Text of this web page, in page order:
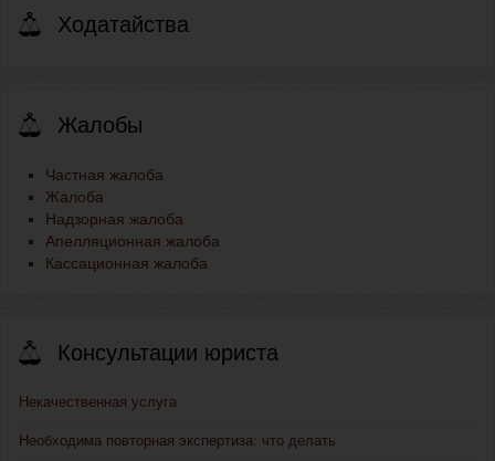
Ходатайства
Жалобы
Частная жалоба
Жалоба
Надзорная жалоба
Апелляционная жалоба
Кассационная жалоба
Консультации юриста
Некачественная услуга
Необходима повторная экспертиза: что делать